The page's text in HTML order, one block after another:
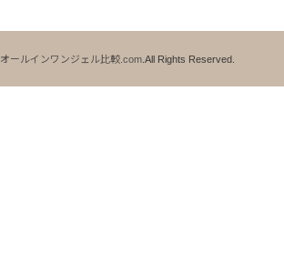
オールインワンジェル比較.com.All Rights Reserved.